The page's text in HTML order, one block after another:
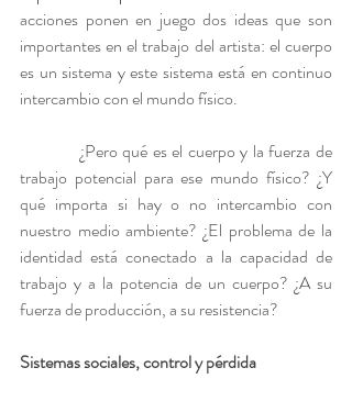
acciones ponen en juego dos ideas que son
importantes en el trabajo del artista: el cuerpo
es un sistema y este sistema está en continuo
intercambio con el mundo físico.
¿Pero qué es el cuerpo y la fuerza de
trabajo potencial para ese mundo físico? ¿Y
qué importa si hay o no intercambio con
nuestro medio ambiente? ¿El problema de la
identidad está conectado a la capacidad de
trabajo y a la potencia de un cuerpo? ¿A su
fuerza de producción, a su resistencia?
Sistemas sociales, control y pérdida